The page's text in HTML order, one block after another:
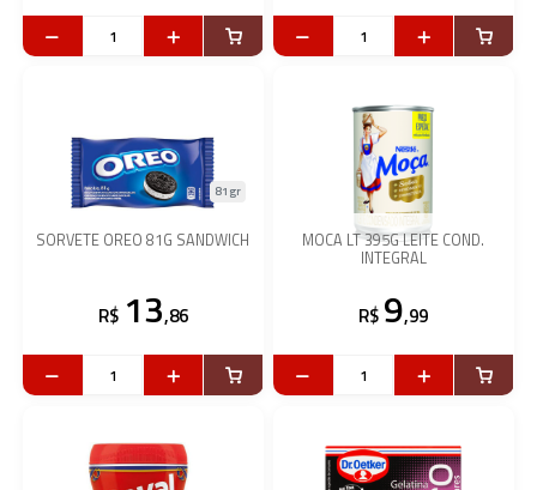
SORVETE OREO 81G SANDWICH
81gr
R$ 13,86
MOCA LT 395G LEITE COND.
INTEGRAL
R$ 9,99